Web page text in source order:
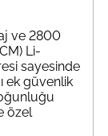
ve 2800
Li-
sayesinde
ek güvenlik
özel